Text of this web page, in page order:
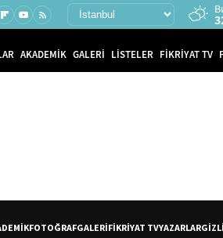
AKADEMİK GALERİ LİSTELER FİKRİYAT TV
FOTOĞRAFGALERİFİKRİYAT TVYAZARLAR